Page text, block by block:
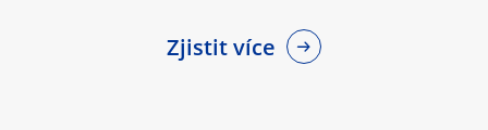
Zjistit více